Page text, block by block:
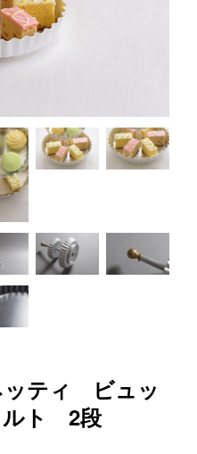
ッティ ビュッ
ト 2段